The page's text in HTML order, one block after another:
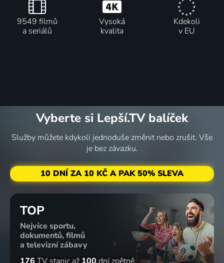
9549 filmů
a seriálů
Vysoká
kvalita
Kdekoli
v EU
Vyberte si Lepší.TV balíček
Služby můžete kdykoli jednoduše změnit nebo zrušit. Vše
je bez závazku.
10 DNÍ ZA 10 KČ A PAK 50% SLEVA
TOP
Nejvíce sportu,
dokumentů, filmů
a televizní zábavy